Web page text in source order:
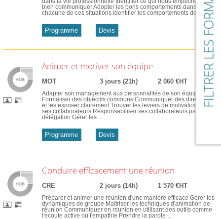
FILTRER LES FORMATIONS
bien communiquer Adopter les bons comportements dans
chacune de ces situations Identifier les comportements de ...
Programme Devis
Animer et motiver son équipe
MOT 3 jours (21h) 2 060 €HT
Adapter son management aux personnalités de son équipe
Formaliser des objectifs communs Communiquer des directives
et les exposer clairement Trouver les leviers de motivation de
ses collaborateurs Responsabiliser ses collaborateurs par la
délégation Gérer les ...
Programme Devis
Conduire efficacement une réunion
CRE 2 jours (14h) 1 570 €HT
Préparer et animer une réunion d'une manière efficace Gérer les
dynamiques de groupe Maîtriser les techniques d'animation de
réunion Communiquer en réunion en utilisant des outils comme
l'écoute active ou l'empathie Prendre la parole ...